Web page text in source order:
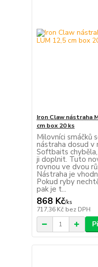
Iron Claw nástraha
cm box 20 ks
Milovníci smáčků
nástraha dosud v
Softbaits
ji doplnit. Tuto
rovnou ve dvou
Nástraha je
Pokud ryby
pak je t...
868 Kč/ks
717,36 Kč bez DPH